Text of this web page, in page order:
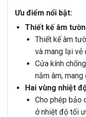
Ưu điểm nổi bật:
Thiết kế âm
Thiết kế âm
và mang lại vẻ
Cửa kính
nắm âm,
Hai vùng nhiệt
Cho phép bảo
ở nhiệt độ tối